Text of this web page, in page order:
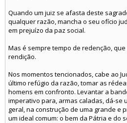
Quando um juiz se afasta deste
qualquer razão, mancha o seu ofício
em prejuízo da paz social.
Mas é sempre tempo de redenção,
rendição.
Nos momentos tencionados, cabe ao
último refúgio da razão, tomar as
homens em confronto. Levantar a
imperativo para, armas caladas, dá-se
geral, na construção de uma grande e
um ideal comum: o bem da Pátria e do